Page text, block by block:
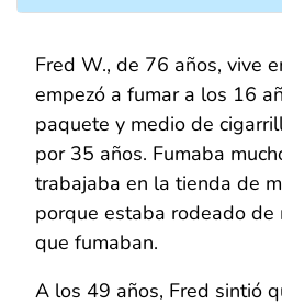
Fred W., de 76 años, vive
empezó a fumar a los 16
paquete y medio de
por 35 años. Fumaba
trabajaba en la tienda de
porque estaba rodeado de
que fumaban.
A los 49 años, Fred sintió